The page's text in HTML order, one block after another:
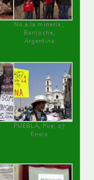
No a la minería ,
Bariloche,
Argentina
PUEBLA, Pue, 27
Enero